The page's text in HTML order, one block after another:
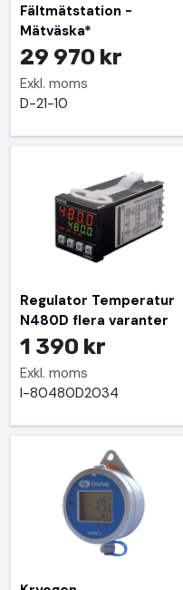
Fältmätstation -
Mätväska*
29 970 kr
Exkl. moms
D-21-10
Regulator Temperatur
N480D flera varanter
1 390 kr
Exkl. moms
I-80480D2034